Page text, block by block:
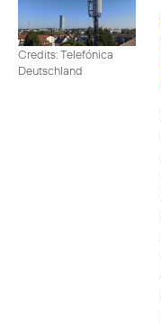
Credits: Telefónica
Deutschland